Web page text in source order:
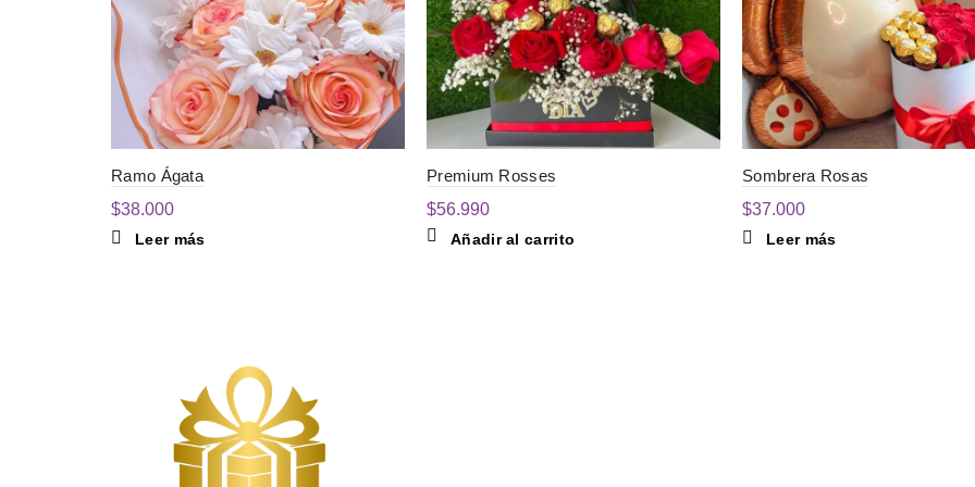
Ramo Ágata
$38.000
Leer más
Premium Rosses
$56.990
Añadir al carrito
Sombrera Rosas
$37.000
Leer más